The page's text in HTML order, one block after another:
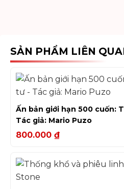
SẢN PHẨM LIÊN
Ấn bản giới hạn 500 cuốn:
Tác giả: Mario Puzo
800.000 ₫